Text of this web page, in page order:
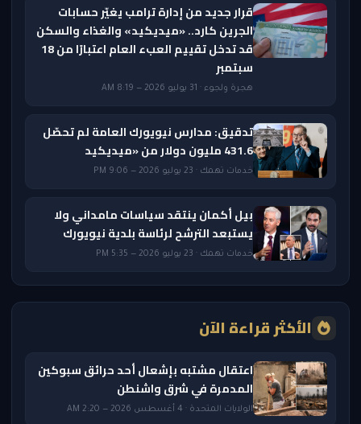
قرار جديد من إدارة ترامب يغيّر حسابات
الجرين كارد.. «ميديكيد» والغذاء والسكن
قد تدخل تقييم العبء العام اعتبارًا من 18
سبتمبر
هجرة ولجوء · 31 يوليو 2026 — 8:19 AM
تدقيق: مدارس نيويورك العامة لم تحصّل
431.6 مليون دولار من «ميديكيد
خدمات تهمك · 23 يوليو 2026 — 9:06 PM
بيل أكمان ينتقد سياسات مامداني ولا
يستبعد الترشح لرئاسة بلدية نيويورك
خدمات تهمك · 23 يوليو 2026 — 5:35 PM
الأكثر قراءة الآن
اعتقال مشتبه بإشعال أحد حرائق سبوكين
المدمرة في شرق واشنطن
الولايات المتحدة · 4 أغسطس 2026 — 2:20 AM